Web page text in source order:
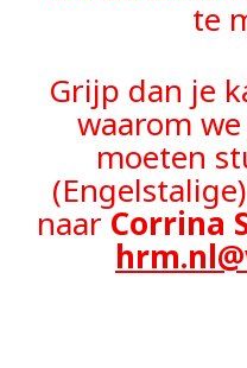
te
Grijp dan je
waarom
moeten
naarCorrina